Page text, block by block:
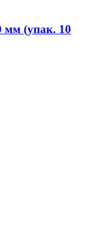
мм (упак. 10